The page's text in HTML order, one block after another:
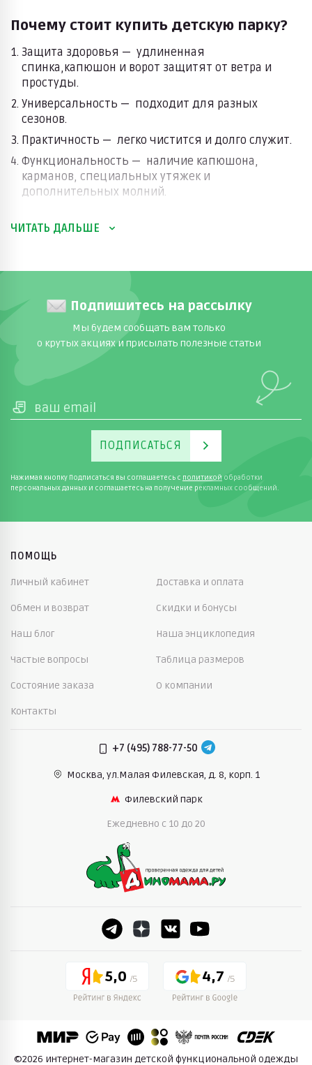
Почему стоит купить детскую парку?
Защита здоровья — удлиненная
спинка,капюшон и ворот защитят от ветра и
простуды.
Универсальность — подходит для разных
сезонов.
Практичность — легко чистится и долго служит.
Функциональность — наличие капюшона,
карманов, специальных утяжек и
дополнительных молний.
оснащены множеством полезных деталей:
регулируемыми капюшонами, манжетами на
резинке, светоотражающими элементами. Важно
выбирать парку с учетом сезона: для зимы
подойдут модели с усиленным утеплителем, а для
межсезонья – более легкие варианты.
Куртки парки для детей в интернет-
магазине Диномама.ру
Почему родители доверяют Диномама.ру?
Гарантия качества от производителя на
каждый товар.
описаниями.
Привлекательные цены.
Диномама.ру предлагает детские куртки-парки для
модели с мехом, так и легкие демисезонные
качественный утеплитель, обеспечивающий
ЧИТАТЬ ДАЛЬШЕ
Подпишитесь на рассылку
Мы будем сообщать вам только
о крутых акциях и присылать полезные статьи
ПОДПИСАТЬСЯ
Нажимая кнопку Подписаться вы соглашаетесь с политикой обработки
персональных данных и соглашаетесь на получение рекламных сообщений.
ПОМОЩЬ
Личный кабинет Доставка и оплата
Обмен и возврат Скидки и бонусы
Наш блог Наша энциклопедия
Частые вопросы Таблица размеров
Состояние заказа О компании
Контакты
+7 (495) 788-77-50
Москва, ул.Малая Филевская, д. 8, корп. 1
Филевский парк
Ежедневно c 10 до 20
5,0 4,7
©2026 интернет-магазин детской функциональной одежды
скидку -5%на
первую покупку
ПОДПИСАТЬСЯ
Скидка действует на товары по полной цене и не